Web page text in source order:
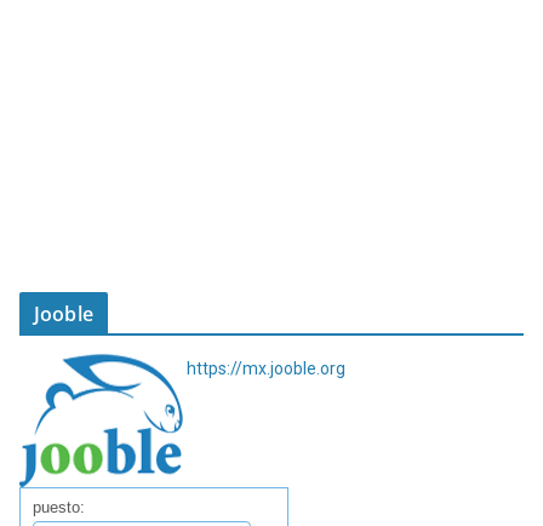
Jooble
https://mx.jooble.org
puesto: